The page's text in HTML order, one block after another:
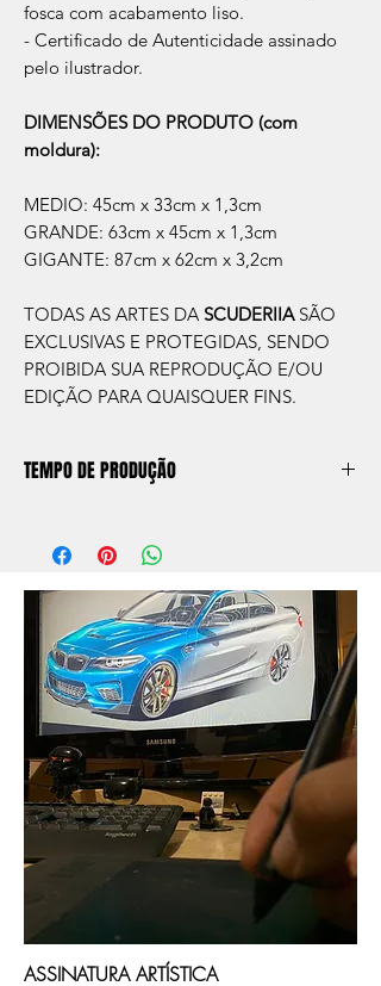
fosca com acabamento liso.
- Certificado de Autenticidade assinado
pelo ilustrador.
DIMENSÕES DO PRODUTO (com
moldura):
MEDIO: 45cm x 33cm x 1,3cm
GRANDE: 63cm x 45cm x 1,3cm
GIGANTE: 87cm x 62cm x 3,2cm
TODAS AS ARTES DA SCUDERIIA SÃO
EXCLUSIVAS E PROTEGIDAS, SENDO
PROIBIDA SUA REPRODUÇÃO E/OU
EDIÇÃO PARA QUAISQUER FINS.
TEMPO DE PRODUÇÃO
aprox. 5 dias úteis, após a confirmação de
compra.
Após a produçao, seguimos com o envio
no endereço que nos for informado na
compra ou disponibilizaremos para retirada
caso seja sua opção de compra.
ASSINATURA ARTÍSTICA